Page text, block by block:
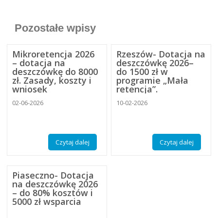
Pozostałe wpisy
Mikroretencja 2026
– dotacja na
deszczówkę do 8000
zł. Zasady, koszty i
wniosek
02-06-2026
Czytaj dalej
Rzeszów- Dotacja na
deszczówkę 2026–
do 1500 zł w
programie „Mała
retencja”.
10-02-2026
Czytaj dalej
Piaseczno- Dotacja
na deszczówkę 2026
– do 80% kosztów i
5000 zł wsparcia